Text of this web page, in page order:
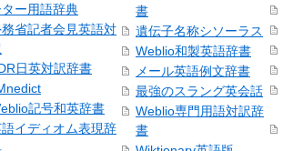
ター用語辞典
省記者会見英語対
日英対訳辞書
記号和英辞書
イディオム表現辞
書
遺伝子名称シソーラス
Weblio和製英語辞書
メール英語例文辞書
最強のスラング英会話
Weblio専門用語対訳辞
書